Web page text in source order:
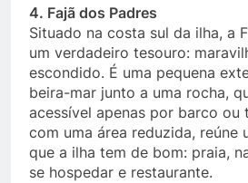
4. Fajã dos Padres
Situado na costa sul da ilha, a
um verdadeiro tesouro:
escondido. É uma pequena
beira-mar junto a uma rocha,
acessível apenas por barco ou
com uma área reduzida, reúne
que a ilha tem de bom: praia,
se hospedar e restaurante.